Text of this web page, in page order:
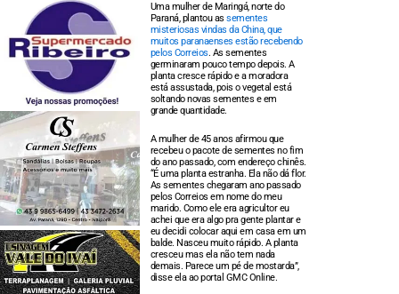
Uma mulher de Maringá, norte do
Paraná, plantou assementes
misteriosas vindas da China, que
muitos paranaenses estão recebendo
pelos Correios. As sementes
germinaram pouco tempo depois. A
planta cresce rápido e a moradora
está assustada, pois o vegetal está
soltando novas sementes e em
grande quantidade.
A mulher de 45 anos afirmou que
recebeu o pacote de sementes no fim
do ano passado, com endereço chinês.
“É uma planta estranha. Ela não dá flor.
As sementes chegaram ano passado
pelos Correios em nome do meu
marido. Como ele era agricultor eu
achei que era algo pra gente plantar e
eu decidi colocar aqui em casa em um
balde. Nasceu muito rápido. A planta
cresceu mas ela não tem nada
demais. Parece um pé de mostarda”,
disse ela ao portal GMC Online.